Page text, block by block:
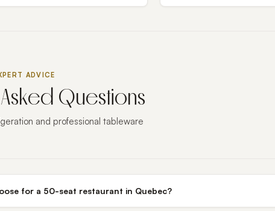
ADVICE
Questions
and professional tableware
for a 50-seat restaurant in Quebec?